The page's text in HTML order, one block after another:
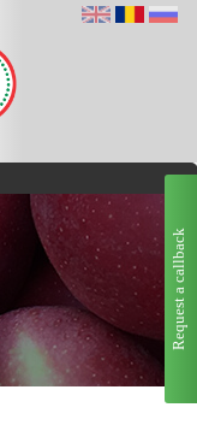
Request a callback